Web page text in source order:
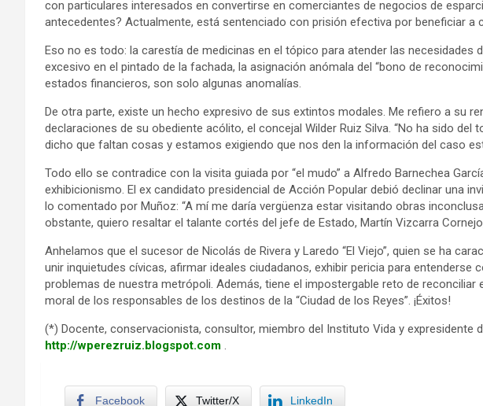
con particulares interesados en convertirse en comerciantes de negocios de
antecedentes? Actualmente, está sentenciado con prisión efectiva por beneficiar
Eso no es todo: la carestía de medicinas en el tópico para atender las
excesivo en el pintado de la fachada, la asignación anómala del “bono de
estados financieros, son solo algunas anomalías.
De otra parte, existe un hecho expresivo de sus extintos modales. Me refiero a su
declaraciones de su obediente acólito, el concejal Wilder Ruiz Silva. “No ha sido
dicho que faltan cosas y estamos exigiendo que nos den la información del caso
Todo ello se contradice con la visita guiada por “el mudo” a Alfredo Barnechea
exhibicionismo. El ex candidato presidencial de Acción Popular debió declinar una
lo comentado por Muñoz: “A mí me daría vergüenza estar visitando obras
obstante, quiero resaltar el talante cortés del jefe de Estado, Martín Vizcarra
Anhelamos que el sucesor de Nicolás de Rivera y Laredo “El Viejo”, quien se ha
unir inquietudes cívicas, afirmar ideales ciudadanos, exhibir pericia para
problemas de nuestra metrópoli. Además, tiene el impostergable reto de
moral de los responsables de los destinos de la “Ciudad de los Reyes”. ¡Éxitos!
(*) Docente, conservacionista, consultor, miembro del Instituto Vida y expresidente
http://wperezruiz.blogspot.com .
Facebook Twitter/X LinkedIn